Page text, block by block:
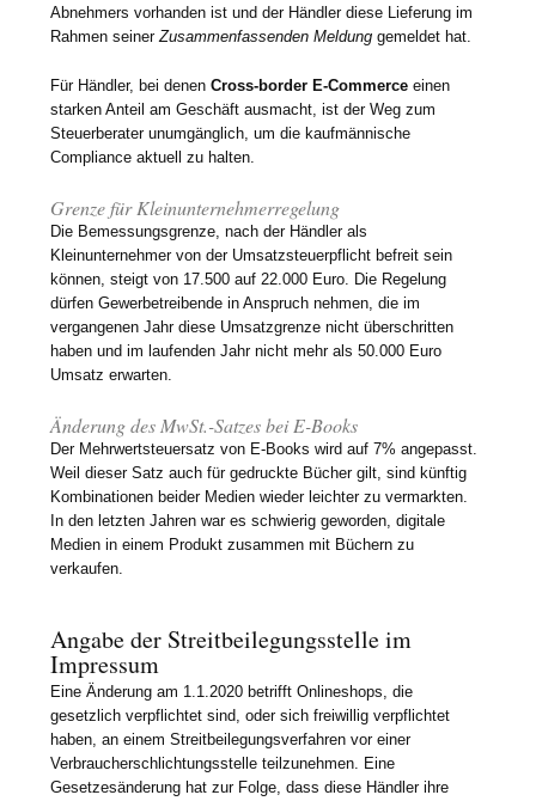
Abnehmers vorhanden ist und der Händler diese Lieferung im
Rahmen seinerZusammenfassenden Meldunggemeldet hat.
Für Händler, bei denenCross-border E-Commerceeinen
starken Anteil am Geschäft ausmacht, ist der Weg zum
Steuerberater unumgänglich, um die kaufmännische
Compliance aktuell zu halten.
Grenze für Kleinunternehmerregelung
Die Bemessungsgrenze, nach der Händler als
Kleinunternehmer von der Umsatzsteuerpflicht befreit sein
können, steigt von 17.500 auf 22.000 Euro. Die Regelung
dürfen Gewerbetreibende in Anspruch nehmen, die im
vergangenen Jahr diese Umsatzgrenze nicht überschritten
haben und im laufenden Jahr nicht mehr als 50.000 Euro
Umsatz erwarten.
Änderung des MwSt.-Satzes bei E-Books
Der Mehrwertsteuersatz von E-Books wird auf 7% angepasst.
Weil dieser Satz auch für gedruckte Bücher gilt, sind künftig
Kombinationen beider Medien wieder leichter zu vermarkten.
In den letzten Jahren war es schwierig geworden, digitale
Medien in einem Produkt zusammen mit Büchern zu
verkaufen.
Angabe der Streitbeilegungsstelle im
Impressum
Eine Änderung am 1.1.2020 betrifft Onlineshops, die
gesetzlich verpflichtet sind, oder sich freiwillig verpflichtet
haben, an einem Streitbeilegungsverfahren vor einer
Verbraucherschlichtungsstelle teilzunehmen. Eine
Gesetzesänderung hat zur Folge, dass diese Händler ihre